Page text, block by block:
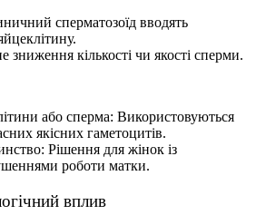
сперматозоїд вводять
зниження кількості чи якості сперми.
або сперма: Використовуються
якісних гаметоцитів.
Рішення для жінок із
роботи матки.
вплив